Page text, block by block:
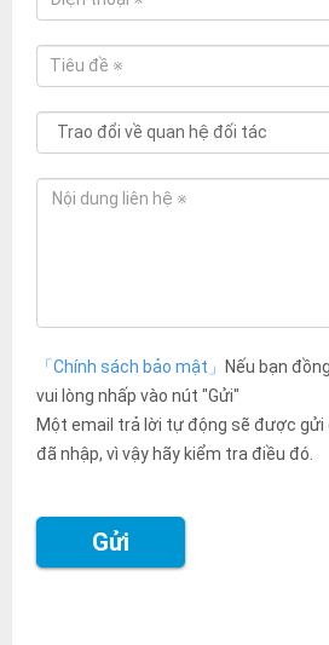
「Chính sách bảo mật」
Nếu bạn
vui lòng nhấp vào nút "Gửi"
Một email trả lời tự động sẽ được gửi
đã nhập, vì vậy hãy kiểm tra điều đó.